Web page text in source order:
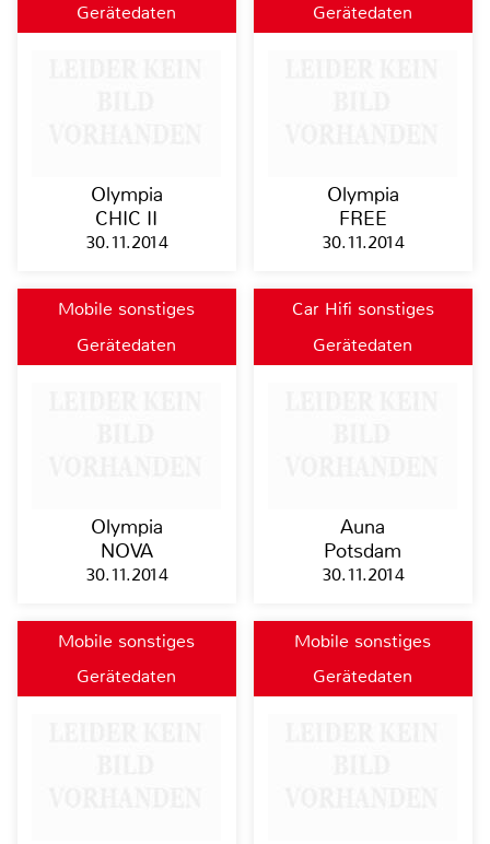
Gerätedaten
Olympia
CHIC II
30.11.2014
Gerätedaten
Olympia
FREE
30.11.2014
Mobile sonstiges
Gerätedaten
Olympia
NOVA
30.11.2014
Car Hifi sonstiges
Gerätedaten
Auna
Potsdam
30.11.2014
Mobile sonstiges
Gerätedaten
Mobile sonstiges
Gerätedaten